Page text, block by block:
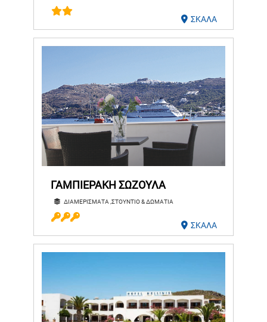
ΣΚΑΛΑ
ΓΑΜΠΙΕΡΑΚΗ ΣΩΖΟΥΛΑ
ΔΙΑΜΕΡΙΣΜΑΤΑ ,ΣΤΟΥΝΤΙΟ & ΔΩΜΑΤΙΑ
ΣΚΑΛΑ